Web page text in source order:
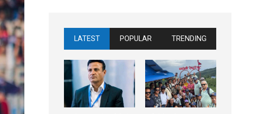
LATEST POPULAR TRENDING